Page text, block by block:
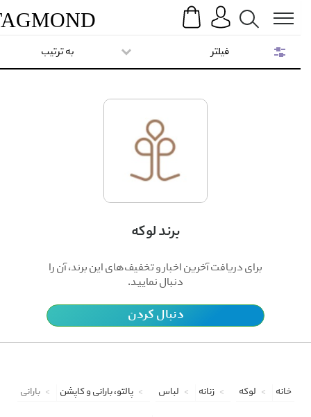
Search
TAGMOND
برند لوکه
برای دریافت آخرین اخبار و تخفیف‌های این برند، آن را
دنبال نمایید.
دنبال کردن
به ترتیب
خانه لوکه زنانه لباس پالتو، بارانی و کاپشن بارانی
فیلتر